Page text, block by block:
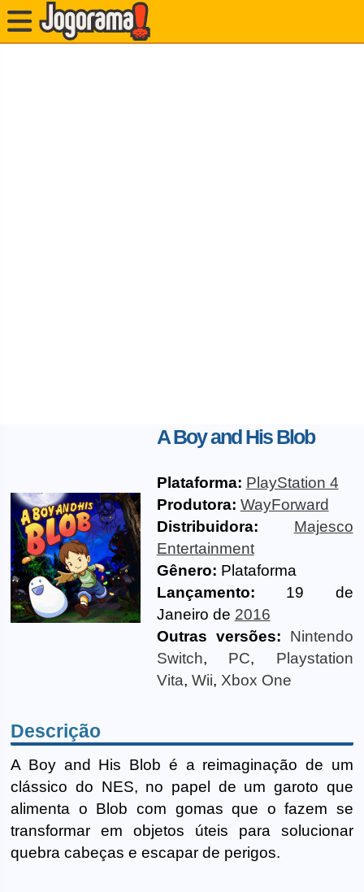
A Boy and His Blob
Plataforma: PlayStation 4
Produtora: WayForward
Distribuidora:
Majesco
Entertainment
Gênero: Plataforma
Lançamento: 19 de
Janeiro de 2016
Outras versões:
Nintendo
Switch, PC, Playstation
Vita, Wii, Xbox One
Descrição
A Boy and His Blob é a reimaginação de um
clássico do NES, no papel de um garoto que
alimenta o Blob com gomas que o fazem se
transformar em objetos úteis para solucionar
quebra cabeças e escapar de perigos.